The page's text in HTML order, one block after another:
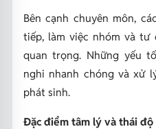
Bên cạnh chuyên môn,
tiếp, làm việc nhóm và
quan trọng. Những yếu
nghi nhanh chóng và xử
phát sinh.
Đặc điểm tâm lý và thái độ